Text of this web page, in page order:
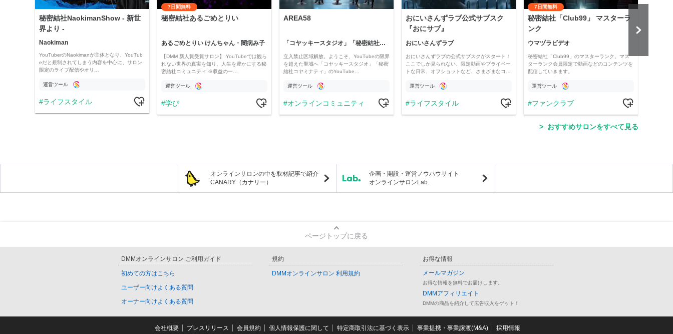
秘密結社NaokimanShow - 新世
界より -
Naokiman
YouTuberのNaokimanが主体となり、YouTub
eだと規制されてしまう内容を中心に、サロン
限定のライブ配信やオリ…
運営ツール
ライフスタイル
7日間無料
秘密結社あるごめとりい
あるごめとりい けんちゃん・闇病み子
【DMM 新人賞受賞サロン】 YouTubeでは観ら
れない世界の真実を知り、人生を豊かにする秘
密結社コミュニティ ※収益の一…
運営ツール
学び
AREA58
「コヤッキースタジオ」「秘密結社コヤミナティ」
立入禁止区域解放。ようこそ、YouTubeの限界
を超えた聖域へ「コヤッキースタジオ」「秘密
結社コヤミナティ」のYouTube…
運営ツール
オンラインコミュニティ
おにいさんずラブ公式サブスク
『おにサブ』
おにいさんずラブ
おにいさんずラブの公式サブスクがスタート！
ここでしか見られない、限定動画やプライベー
トな日常、オフショットなど、さまざまなコ…
運営ツール
ライフスタイル
7日間無料
秘密結社「Club99」 マスターラ
ンク
ウマヅラビデオ
秘密結社「Club99」のマスターランク。マス
ターランク会員限定で動画などのコンテンツを
配信していきます。
運営ツール
ファンクラブ
おすすめサロンをすべて見る
オンラインサロンの中を取材記事で紹介
CANARY（カナリー）
企画・開設・運営ノウハウサイト
オンラインサロンLab.
ページトップに戻る
DMMオンラインサロン ご利用ガイド
初めての方はこちら
ユーザー向けよくある質問
オーナー向けよくある質問
規約
DMMオンラインサロン 利用規約
お得な情報
メールマガジン
お得な情報を無料でお届けします。
DMMアフィリエイト
DMMの商品を紹介して広告収入をゲット！
会社概要 プレスリリース 会員規約 個人情報保護に関して 特定商取引法に基づく表示 事業提携・事業譲渡(M&A) 採用情報